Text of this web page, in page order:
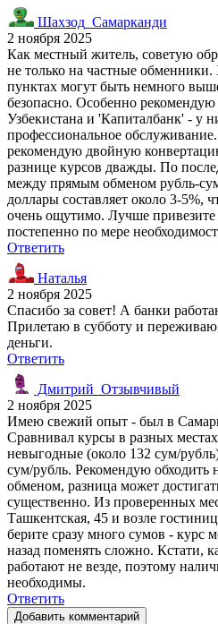
Шахзод_Самарканди
2 ноября 2025
Как местный житель, советую
не только на частные
пунктах могут быть немного
безопасно. Особенно
Узбекистана и 'Капиталбанк' - у
профессиональное
рекомендую двойную
разнице курсов дважды. По
между прямым обменом рубль-
доллары составляет около 3-5%,
очень ощутимо. Лучше
постепенно по мере
Ответить
Наталья
2 ноября 2025
Спасибо за совет! А банки
Прилетаю в субботу и
деньги.
Ответить
Дмитрий_Отзывчивый
2 ноября 2025
Имею свежий опыт - был в
Сравнивал курсы в разных
невыгодные (около 132 сум/
сум/рубль. Рекомендую обходить
обменом, разница может
существенно. Из проверенных
Ташкентская, 45 и возле
берите сразу много сумов - курс
назад поменять сложно. Кстати,
работают не везде, поэтому
необходимы.
Ответить
Добавить комментарий